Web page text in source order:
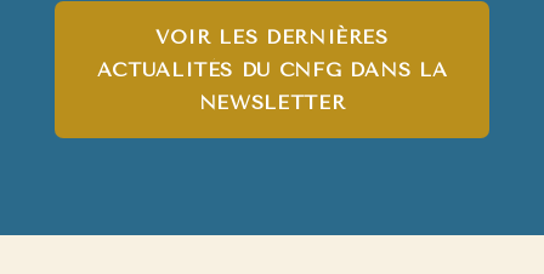
VOIR LES DERNIÈRES
ACTUALITÉS DU CNFG DANS LA
NEWSLETTER